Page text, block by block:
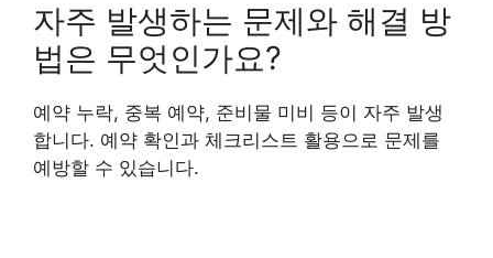
자주 발생하는 문제와 해결 방
법은 무엇인가요?
예약 누락, 중복 예약, 준비물 미비 등이 자주 발생
합니다. 예약 확인과 체크리스트 활용으로 문제를
예방할 수 있습니다.